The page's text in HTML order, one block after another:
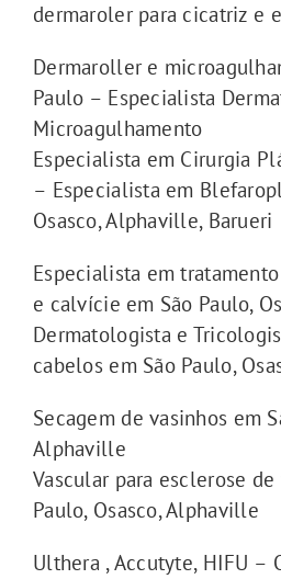
dermaroler para cicatriz e
Dermaroller e
Paulo – Especialista
Microagulhamento
Especialista em Cirurgia
– Especialista em
Osasco, Alphaville, Barueri
Especialista em
e calvície em São Paulo,
Dermatologista e
cabelos em São Paulo,
Secagem de vasinhos em
Alphaville
Vascular para esclerose
Paulo, Osasco, Alphaville
Ulthera , Accutyte, HIFU –